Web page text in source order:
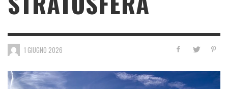
1 GIUGNO 2026